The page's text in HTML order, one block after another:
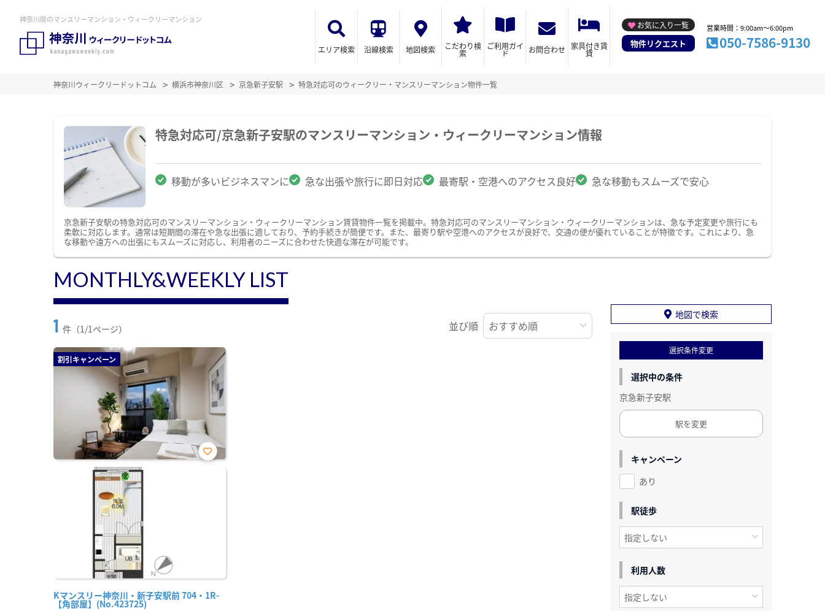
神奈川県のマンスリーマンション・ウィークリーマンション
エリア検索 沿線検索 地図検索 こだわり検
索
ご利用ガイ
ド お問合わせ 家具付き賃
貸
お気に入り一覧
物件リクエスト
営業時間：9:00am～6:00pm
050-7586-9130
神奈川ウィークリードットコム 横浜市神奈川区 京急新子安駅 特急対応可のウィークリー・マンスリーマンション物件一覧
特急対応可/京急新子安駅のマンスリーマンション・ウィークリーマンション情報
移動が多いビジネスマンに 急な出張や旅行に即日対応 最寄駅・空港へのアクセス良好 急な移動もスムーズで安心
京急新子安駅の特急対応可のマンスリーマンション・ウィークリーマンション賃貸物件一覧を掲載中。特急対応可のマンスリーマンション・ウィークリーマンションは、急な予定変更や旅行にも
柔軟に対応します。通常は短期間の滞在や急な出張に適しており、予約手続きが簡便です。また、最寄り駅や空港へのアクセスが良好で、交通の便が優れていることが特徴です。これにより、急
な移動や遠方への出張にもスムーズに対応し、利用者のニーズに合わせた快適な滞在が可能です。
MONTHLY&WEEKLY LIST
1 件（1/1ページ） 並び順
割引キャンペーン
Kマンスリー神奈川・新子安駅前 704・1R-
【角部屋】(No.423725)
お気
地図で検索
選択条件変更
選択中の条件
京急新子安駅
駅を変更
キャンペーン
あり
駅徒歩
利用人数